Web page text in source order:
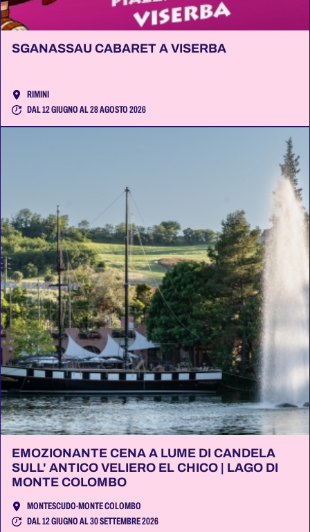
SGANASSAU CABARET A VISERBA
RIMINI
DAL 12 GIUGNO AL 28 AGOSTO 2026
EMOZIONANTE CENA A LUME DI CANDELA
SULL' ANTICO VELIERO EL CHICO | LAGO DI
MONTE COLOMBO
MONTESCUDO-MONTE COLOMBO
DAL 12 GIUGNO AL 30 SETTEMBRE 2026